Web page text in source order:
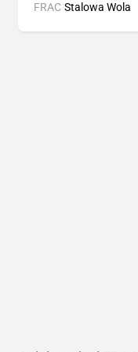
FRAC Stalowa Wola